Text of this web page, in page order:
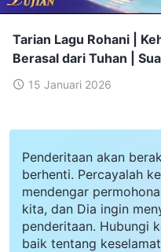
Tarian Lagu Rohani |
Berasal dari Tuhan |
15 Januari 2026
Penderitaan akan
berhenti. Percayalah
mendengar
kita, dan Dia ingin
penderitaan. Hubungi
baik tentang